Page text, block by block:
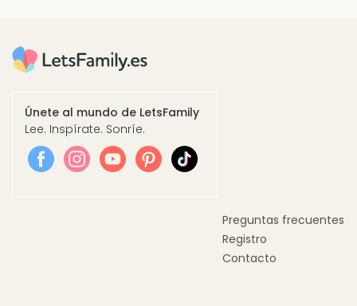
Únete al mundo de LetsFamily
Lee. Inspírate. Sonríe.
Preguntas frecuentes
Registro
Contacto